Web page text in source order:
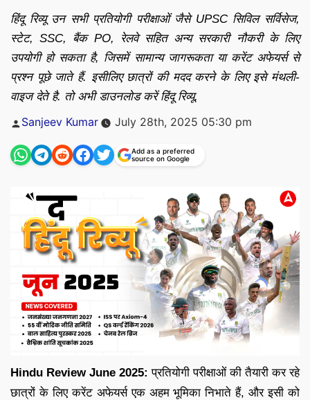
हिंदू रिव्यू उन सभी प्रतियोगी परीक्षाओं जैसे UPSC सिविल सर्विसेज,
स्टेट, SSC, बैंक PO, रेलवे सहित अन्य सरकारी नौकरी के लिए
उपयोगी हो सकता है, जिसमें सामान्य जागरूकता या करेंट अफेयर्स से
प्रश्न पूछे जाते हैं. इसीलिए छात्रों की मदद करने के लिए इसे मंथली-
वाइज देते है. तो अभी डाउनलोड करें हिंदू रिव्यू.
Posted
Sanjeev Kumar July 28th, 2025 05:30 pm
Add as a preferred
source on Google
Hindu Review June 2025:प्रतियोगी परीक्षाओं की तैयारी कर रहे
छात्रों के लिए करेंट अफेयर्स एक अहम भूमिका निभाते हैं, और इसी को